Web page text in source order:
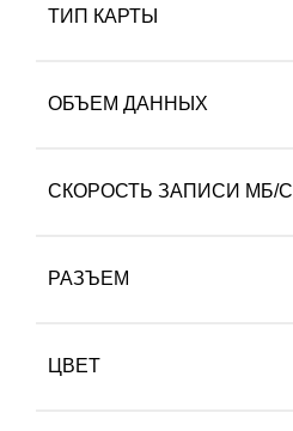
ТИП КАРТЫ
ОБЪЕМ ДАННЫХ
СКОРОСТЬ ЗАПИСИ МБ/С
РАЗЪЕМ
ЦВЕТ